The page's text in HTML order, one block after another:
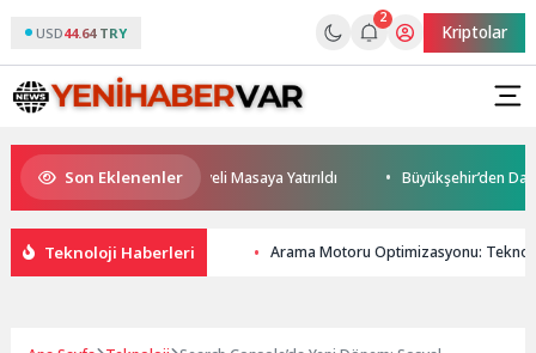
USD44.64 TRY
2
Kriptolar
Son Eklenenler
ve Yatırım Potansiyeli Masaya Yatırıldı Büyükşehir’den
Teknoloji Haberleri Arama Motoru Optimizasyonu: